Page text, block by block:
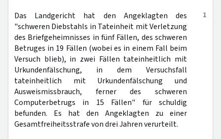
1
Das Landgericht hat den Angeklagten des
"schweren Diebstahls in Tateinheit mit Verletzung
des Briefgeheimnisses in fünf Fällen, des schweren
Betruges in 19 Fällen (wobei es in einem Fall beim
Versuch blieb), in zwei Fällen tateinheitlich mit
Urkundenfälschung, in dem Versuchsfall
tateinheitlich mit Urkundenfälschung und
Ausweismissbrauch, ferner des schweren
Computerbetrugs in 15 Fällen" für schuldig
befunden. Es hat den Angeklagten zu einer
Gesamtfreiheitsstrafe von drei Jahren verurteilt.